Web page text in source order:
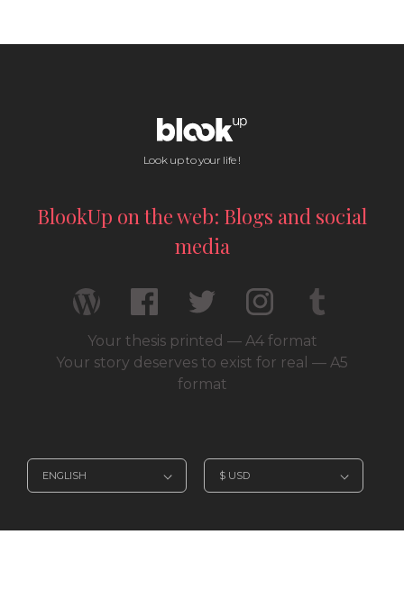
Look up to your life !
BlookUp on the web: Blogs and social
media
Your thesis printed — A4 format
Your story deserves to exist for real — A5
format